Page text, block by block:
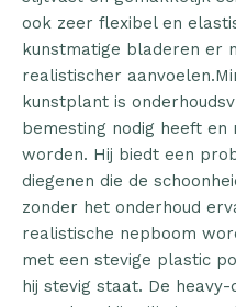
ook zeer flexibel en
kunstmatige bladeren er
realistischer
kunstplant is
bemesting nodig heeft en
worden. Hij biedt een
diegenen die de
zonder het onderhoud
realistische nepboom
met een stevige plastic
hij stevig staat. De